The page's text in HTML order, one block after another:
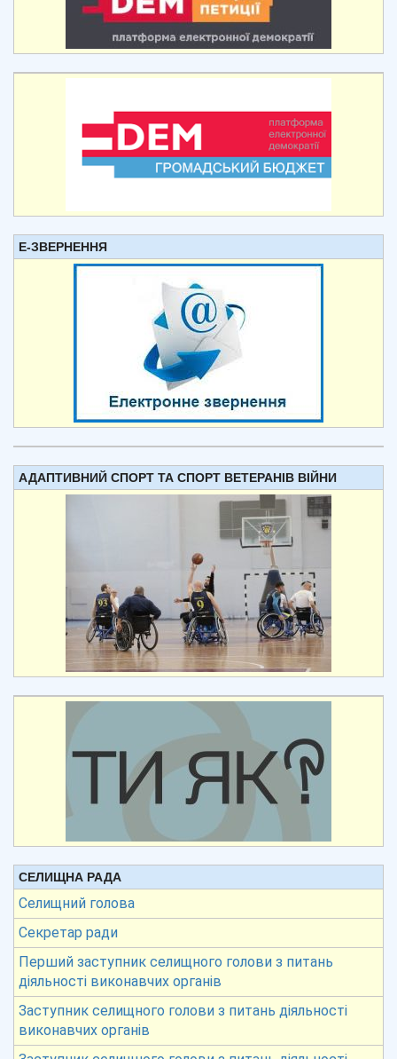
Е-ЗВЕРНЕННЯ
АДАПТИВНИЙ СПОРТ ТА СПОРТ ВЕТЕРАНІВ ВІЙНИ
СЕЛИЩНА РАДА
Селищний голова
Секретар ради
Перший заступник селищного голови з питань
діяльності виконавчих органів
Заступник селищного голови з питань діяльності
виконавчих органів